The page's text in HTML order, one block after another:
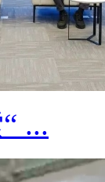
...